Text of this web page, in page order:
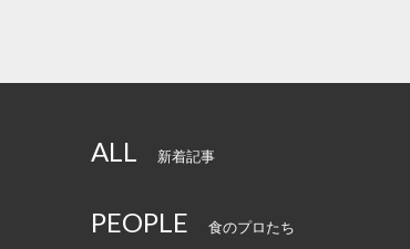
ALL 新着記事
PEOPLE 食のプロたち